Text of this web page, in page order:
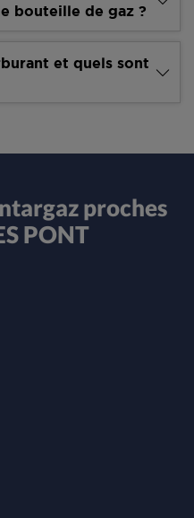
bouteille de gaz ?
et quels sont
proches
PONT